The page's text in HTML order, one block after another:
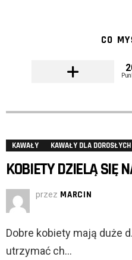
CO
KAWAŁY KAWAŁY DLA DOROSŁYCH
KOBIETY DZIELĄ SIĘ
przez MARCIN
Dobre kobiety mają duże
utrzymać ch…